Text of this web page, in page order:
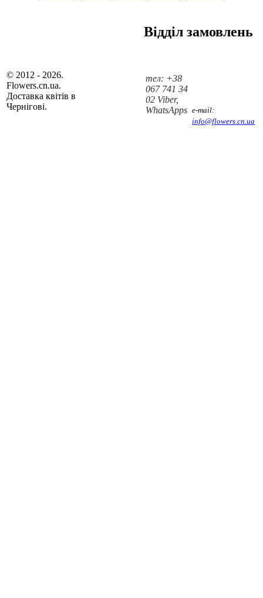
© 2012 - 2026.
Flowers.cn.ua.
Доставка квітів в
Чернігові.
Відділ замовлень
тел: +38
067 741 34
02 Viber,
WhatsApps e-mail:
info@flowers.cn.ua